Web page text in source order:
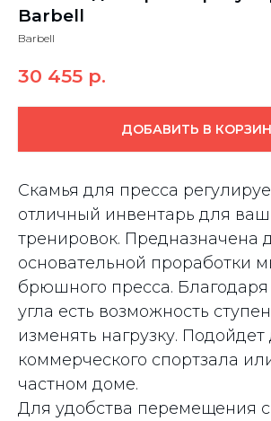
Barbell
Barbell
30 455 р.
ДОБАВИТЬ В
Cкамья для пресса
отличный инвентарь для
тренировок. Предназначена
основательной проработки
брюшного пресса. Благодаря
угла есть возможность
изменять нагрузку. Подойдет
коммерческого спортзала
частном доме.
Для удобства перемещения